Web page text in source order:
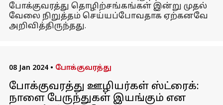
போக்குவரத்து தொழிற்சங்கங்கள் இன்று முதல்
வேலை நிறுத்தம் செய்யப்போவதாக ஏற்கனவே
அறிவித்திருந்தது.
08 Jan 2024 • போக்குவரத்து
போக்குவரத்து ஊழியர்கள் ஸ்ட்ரைக்:
நாளை பேருந்துகள் இயங்கும் என